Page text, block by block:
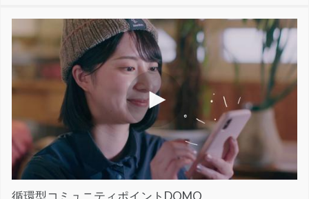
循環型コミュニティポイントDOMO